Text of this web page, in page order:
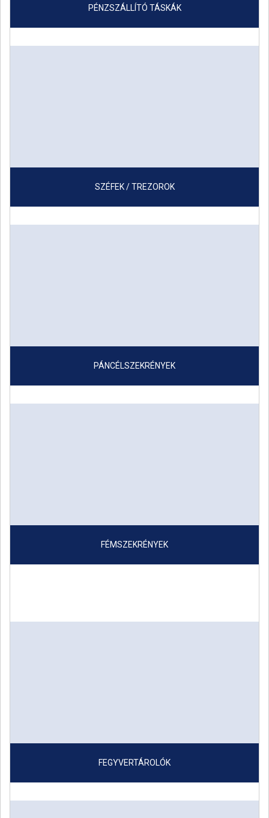
PÉNZSZÁLLÍTÓ TÁSKÁK
SZÉFEK / TREZOROK
PÁNCÉLSZEKRÉNYEK
FÉMSZEKRÉNYEK
FEGYVERTÁROLÓK